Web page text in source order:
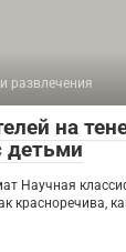
развлечения
на
детьми
Научная
красноречива,